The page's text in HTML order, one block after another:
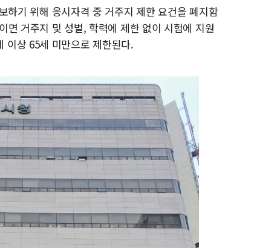
하기 위해 응시자격 중 거주지 제한 요건을 폐지함
면 거주지 및 성별, 학력에 제한 없이 시험에 지원
이상 65세 미만으로 제한된다.